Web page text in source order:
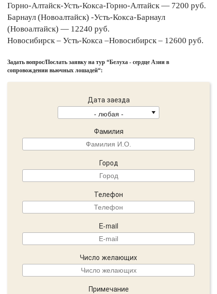
Горно-Алтайск-Усть-Кокса-Горно-Алтайск — 7200 руб.
Барнаул (Новоалтайск) -Усть-Кокса-Барнаул
(Новоалтайск) — 12240 руб.
Новосибирск – Усть-Кокса –Новосибирск – 12600 руб.
Задать вопрос/Послать заявку на тур “Белуха - сердце Азии в
сопровождении вьючных лошадей“:
Дата заезда
Фамилия
Город
Телефон
E-mail
Число желающих
Примечание